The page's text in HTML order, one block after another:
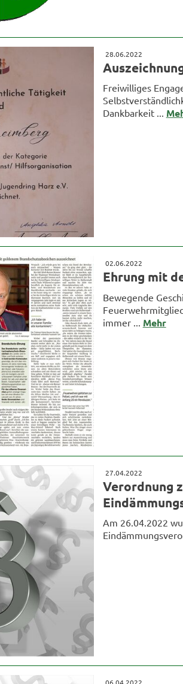
28.06.2022
Freiwilliges
Dankbarkeit ...
02.06.2022
Ehrung mit
Bewegende
immer ... Mehr
27.04.2022
Verordnung
Am 26.04.2022
06.04.2022